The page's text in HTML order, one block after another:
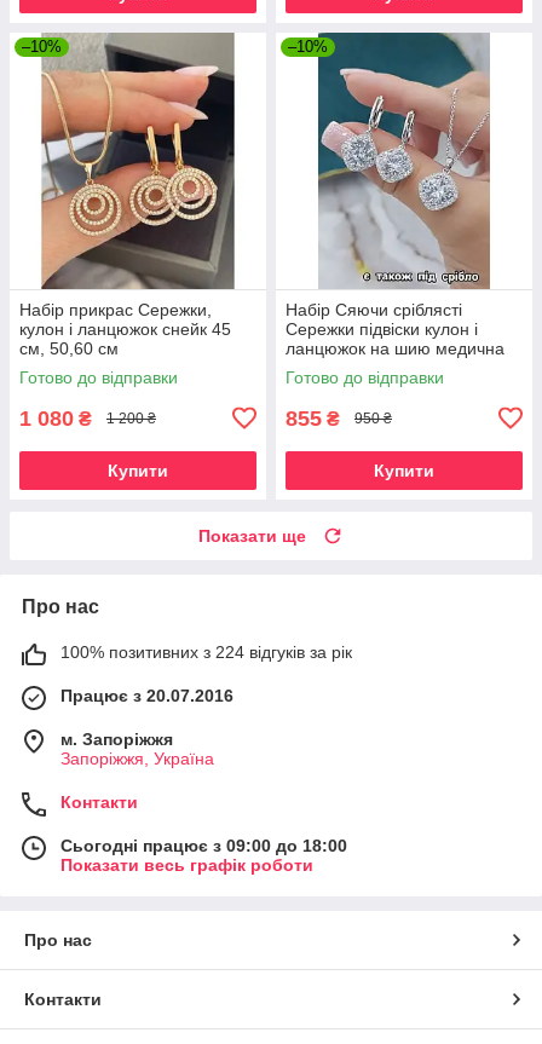
–10%
Набір прикрас Сережки,
кулон і ланцюжок снейк 45
см, 50,60 см
Готово до відправки
1 080 ₴ 1 200 ₴
Купити
–10%
Набір Сяючи сріблясті
Сережки підвіски кулон і
ланцюжок на шию медична
сталь медичне золото
подарунок для дівчини
Готово до відправки
855 ₴ 950 ₴
Купити
Показати ще
Про нас
100% позитивних з 224 відгуків за рік
Працює з 20.07.2016
м. Запоріжжя
Запоріжжя, Україна
Контакти
Сьогодні працює з 09:00 до 18:00
Показати весь графік роботи
Про нас
Контакти